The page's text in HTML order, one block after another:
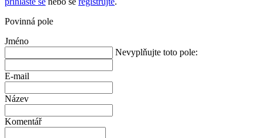
Povinná pole
Jméno
Nevyplňujte toto pole:
E-mail
Název
Komentář